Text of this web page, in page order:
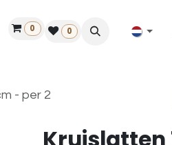
Vind een dealer
0 0
- per 2